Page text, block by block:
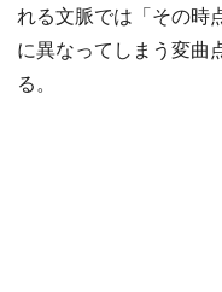
れる文脈では「その時
に異なってしまう変曲
る。